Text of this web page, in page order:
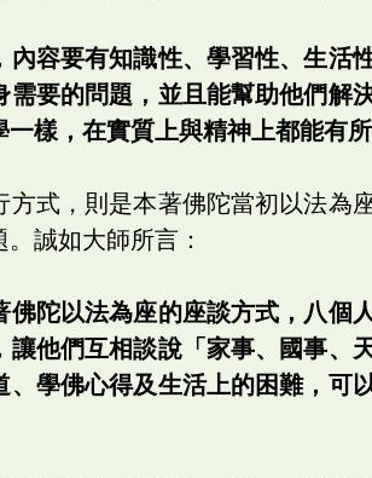
內容要有知識性、學習性、生活
需要的問題，並且能幫助他們解
樣，在實質上與精神上都能有所
方式，則是本著佛陀當初以法為
誠如大師所言：
佛陀以法為座的座談方式，八個
讓他們互相談說「家事、國事、
、學佛心得及生活上的困難，可